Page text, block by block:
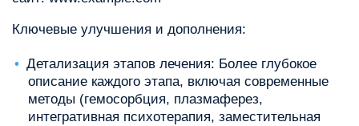
Ключевые улучшения и дополнения:
Детализация этапов лечения: Более глубокое
описание каждого этапа, включая современные
методы (гемосорбция, плазмаферез,
интегративная психотерапия, заместительная